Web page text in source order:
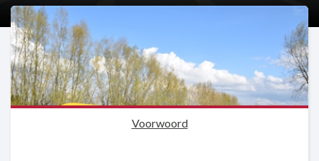
Voorwoord